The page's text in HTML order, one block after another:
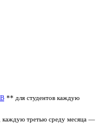
** для студентов каждую
каждую третью среду месяца —